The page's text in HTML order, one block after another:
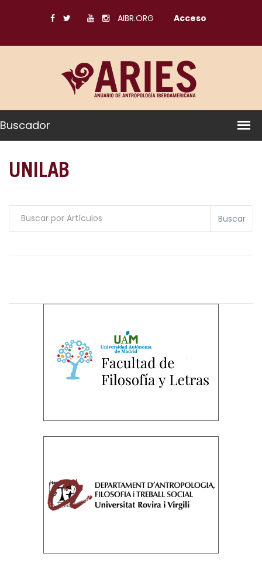
AIBR.ORG Acceso
Buscador
UNILAB
Buscar